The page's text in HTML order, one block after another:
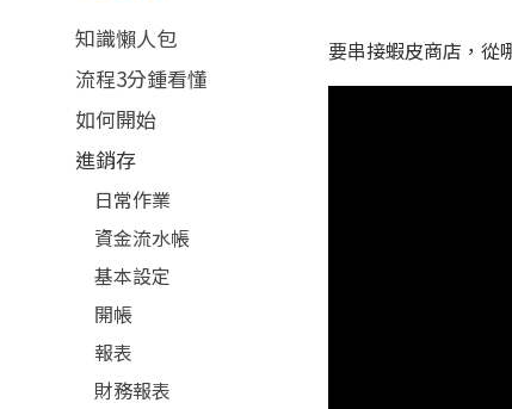
知識懶人包
流程3分鍾看懂
如何開始
進銷存
日常作業
資金流水帳
基本設定
開帳
報表
財務報表
要串接蝦皮商店，從